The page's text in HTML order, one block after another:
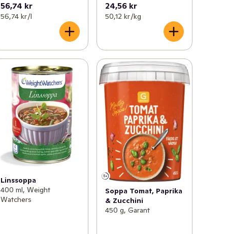
56,74 kr
56,74 kr /l
24,56 kr
50,12 kr /kg
Linssoppa
400 ml, Weight
Watchers
Soppa Tomat, Paprika
& Zucchini
450 g, Garant